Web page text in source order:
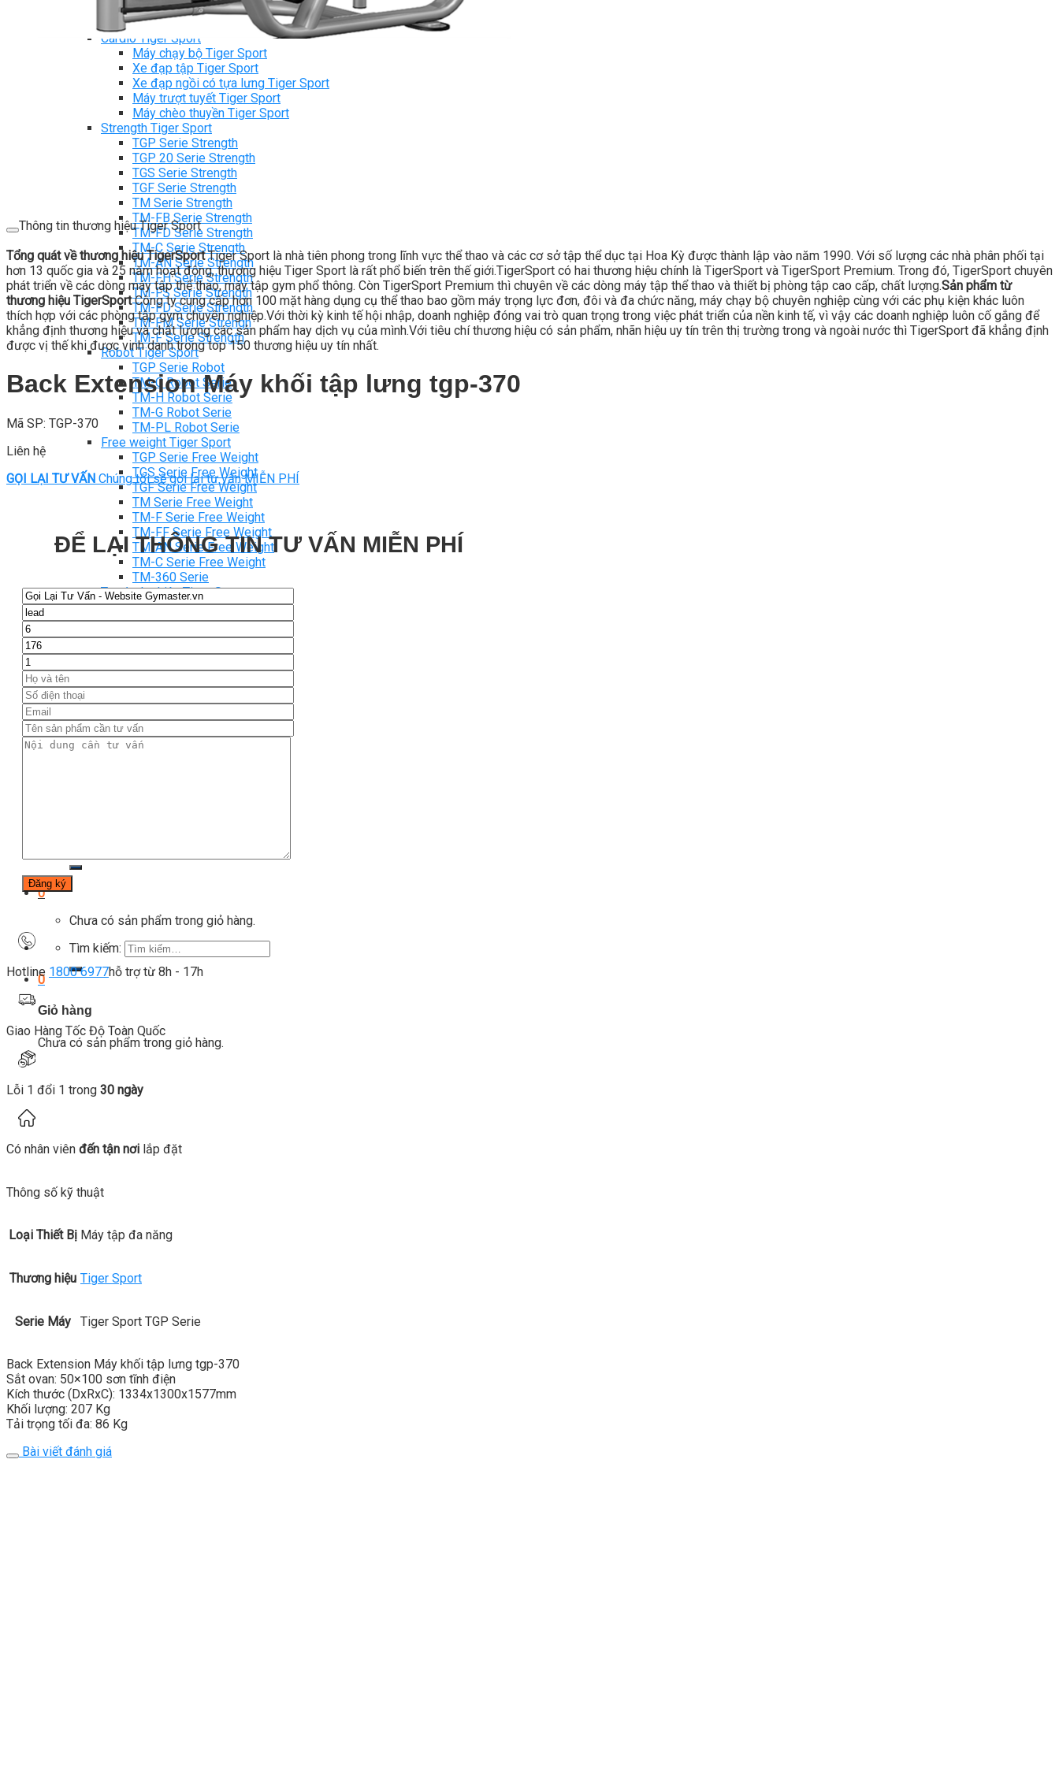
Free weight Spirit
Tiger Sport Serie
Cardio Tiger Sport
Máy chạy bộ Tiger Sport
Xe đạp tập Tiger Sport
Xe đạp ngồi có tựa lưng Tiger Sport
Máy trượt tuyết Tiger Sport
Máy chèo thuyền Tiger Sport
Strength Tiger Sport
TGP Serie Strength
TGP 20 Serie Strength
TGS Serie Strength
TGF Serie Strength
TM Serie Strength
TM-FB Serie Strength
TM-FD Serie Strength
TM-C Serie Strength
TM-AN Serie Strength
TM-FH Serie Strength
TM-FS Serie Strength
TM-FD Serie Strength
TM-FM Serie Strengh
TM-F Serie Strength
Robot Tiger Sport
TGP Serie Robot
TM-C Robot Serie
TM-H Robot Serie
TM-G Robot Serie
TM-PL Robot Serie
Free weight Tiger Sport
TGP Serie Free Weight
TGS Serie Free Weight
TGF Serie Free Weight
TM Serie Free Weight
TM-F Serie Free Weight
TM-FF Serie Free Weight
TM-AN Serie Free Weight
TM-C Serie Free Weight
TM-360 Serie
Tạ và phụ kiện Tiger Sport
Thanh lý thiết bị phòng gym
Hàng trưng bày thanh lý
Hàng trưng bày thanh lý Gym
Hàng trưng bày thanh lý Cardio
Hàng Mới Giá Sốc
Setup Phòng Gym
Dự án tiêu biểu
Tuyển Cộng Tác Viên
Blog
0
Chưa có sản phẩm trong giỏ hàng.
Tìm kiếm:
0
Giỏ hàng
Chưa có sản phẩm trong giỏ hàng.
Thông tin thương hiệu Tiger Sport
Tổng quát về thương hiệu TigerSportTiger Sport là nhà tiên phong trong lĩnh vực thể thao và các cơ sở tập thể dục tại Hoa Kỳ được thành lập vào năm 1990. Với số lượng các nhà phân phối tại
hơn 13 quốc gia và 25 năm hoạt động, thương hiệu Tiger Sport là rất phổ biến trên thế giới.TigerSport có hai thương hiệu chính là TigerSport và TigerSport Premium. Trong đó, TigerSport chuyên
phát triển về các dòng máy tập thể thao, máy tập gym phổ thông. Còn TigerSport Premium thì chuyên về các dòng máy tập thể thao và thiết bị phòng tập cao cấp, chất lượng.Sản phẩm từ
thương hiệu TigerSportCông ty cung cấp hơn 100 mặt hàng dụng cụ thể thao bao gồm máy trọng lực đơn, đôi và đa chức năng, máy chạy bộ chuyên nghiệp cùng với các phụ kiện khác luôn
thích hợp với các phòng tập gym chuyên nghiệp.Với thời kỳ kinh tế hội nhập, doanh nghiệp đóng vai trò quan trọng trong việc phát triển của nền kinh tế, vì vậy các doanh nghiệp luôn cố gắng để
khẳng định thương hiệu và chất lượng các sản phẩm hay dịch vụ của mình.Với tiêu chí thương hiệu có sản phẩm, nhãn hiệu uy tín trên thị trường trong và ngoài nước thì TigerSport đã khẳng định
được vị thế khi được vinh danh trong top 150 thương hiệu uy tín nhất.
Back Extension Máy khối tập lưng tgp-370
Mã SP: TGP-370
Liên hệ
GỌI LẠI TƯ VẤN Chúng tôi sẽ gọi lại tư vấn MIỄN PHÍ
ĐỂ LẠI THÔNG TIN TƯ VẤN MIỄN PHÍ
Hotline 1800 6977hỗ trợ từ 8h - 17h
Giao Hàng Tốc Độ Toàn Quốc
Lỗi 1 đổi 1 trong 30 ngày
Có nhân viên đến tận nơi lắp đặt
Thông số kỹ thuật
Loại Thiết Bị Máy tập đa năng
Thương hiệu Tiger Sport
Serie Máy Tiger Sport TGP Serie
Back Extension Máy khối tập lưng tgp-370
Sắt ovan: 50×100 sơn tĩnh điện
Kích thước (DxRxC): 1334x1300x1577mm
Khối lượng: 207 Kg
Tải trọng tối đa: 86 Kg
Bài viết đánh giá